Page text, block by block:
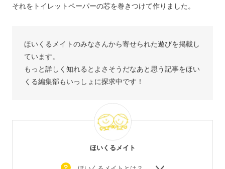
それをトイレットペーパーの芯を巻きつけて作りました。
ほいくるメイトのみなさんから寄せられた遊びを掲載し
ています。
もっと詳しく知れるとよさそうだなあと思う記事をほい
くる編集部もいっしょに探求中です！
ほいくるメイト